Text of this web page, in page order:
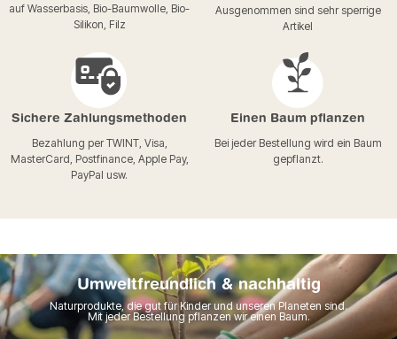
auf Wasserbasis, Bio-Baumwolle, Bio-
Silikon, Filz
Ausgenommen sind sehr sperrige
Artikel
Sichere Zahlungsmethoden
Bezahlung per TWINT, Visa,
MasterCard, Postfinance, Apple Pay,
PayPal usw.
Einen Baum pflanzen
Bei jeder Bestellung wird ein Baum
gepflanzt.
Umweltfreundlich & nachhaltig
Naturprodukte, die gut für Kinder und unseren Planeten sind.
Mit jeder Bestellung pflanzen wir einen Baum.